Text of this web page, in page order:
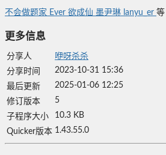
不会做题家 Ever 欲成仙 墨尹琳 lanyu_er 等
更多信息
分享人
咿呀杀杀
分享时间
2023-10-31 15:36
最后更新
2025-01-06 12:25
修订版本
5
子程序大小
10.3 KB
Quicker版本 1.43.55.0